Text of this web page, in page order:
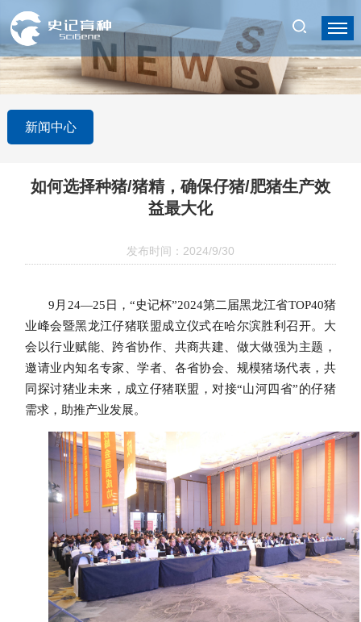
新闻中心
如何选择种猪/猪精，确保仔猪/肥猪生产效
益最大化
发布时间：2024/9/30
9月24—25日，“史记杯”2024第二届黑龙江省TOP40猪
业峰会暨黑龙江仔猪联盟成立仪式在哈尔滨胜利召开。大
会以行业赋能、跨省协作、共商共建、做大做强为主题，
邀请业内知名专家、学者、各省协会、规模猪场代表，共
同探讨猪业未来，成立仔猪联盟，对接“山河四省”的仔猪
需求，助推产业发展。